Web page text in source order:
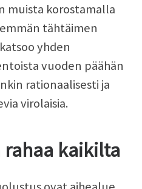
muista korostamalla
tähtäimen
yhden
vuoden päähän
rationaalisesti ja
virolaisia.
rahaa kaikilta